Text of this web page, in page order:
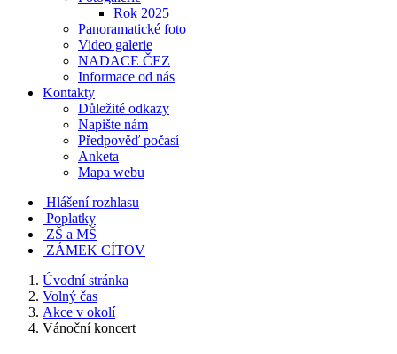
Rok 2025
Panoramatické foto
Video galerie
NADACE ČEZ
Informace od nás
Kontakty
Důležité odkazy
Napište nám
Předpověď počasí
Anketa
Mapa webu
Hlášení rozhlasu
Poplatky
ZŠ a MŠ
ZÁMEK CÍTOV
Úvodní stránka
Volný čas
Akce v okolí
Vánoční koncert